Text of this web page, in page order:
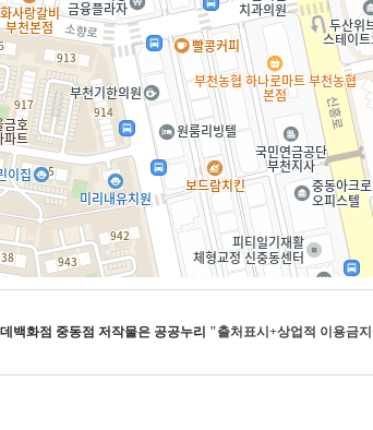
백화점 중동점 저작물은 공공누리 "출처표시+상업적 이용금